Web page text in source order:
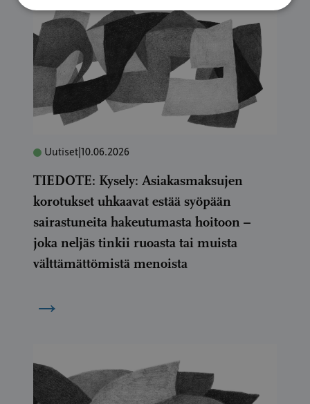
Uutiset 10.06.2026
TIEDOTE: Kysely: Asiakasmaksujen
korotukset uhkaavat estää syöpään
sairastuneita hakeutumasta hoitoon –
joka neljäs tinkii ruoasta tai muista
välttämättömistä menoista
→